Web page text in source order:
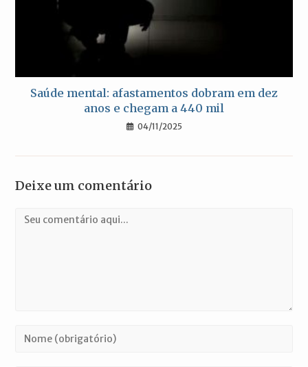
Saúde mental: afastamentos dobram em dez
anos e chegam a 440 mil
04/11/2025
Deixe um comentário
Comentário
Digite